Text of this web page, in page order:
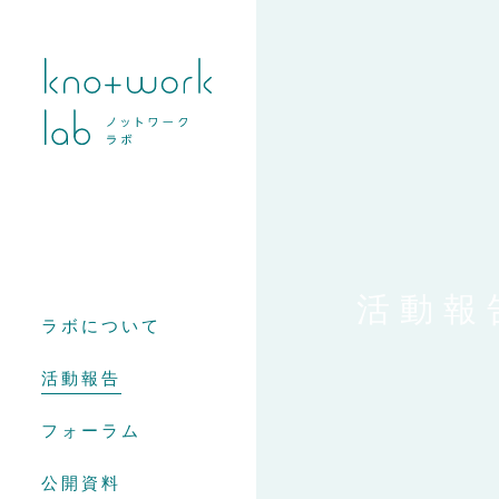
ラボについて
活動報告
フォーラム
公開資料